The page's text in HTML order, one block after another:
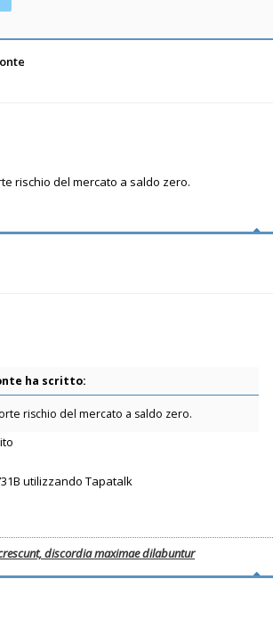
rischio del mercato a saldo zero.
ha scritto:
rischio del mercato a saldo zero.
utilizzando Tapatalk
discordia maximae dilabuntur